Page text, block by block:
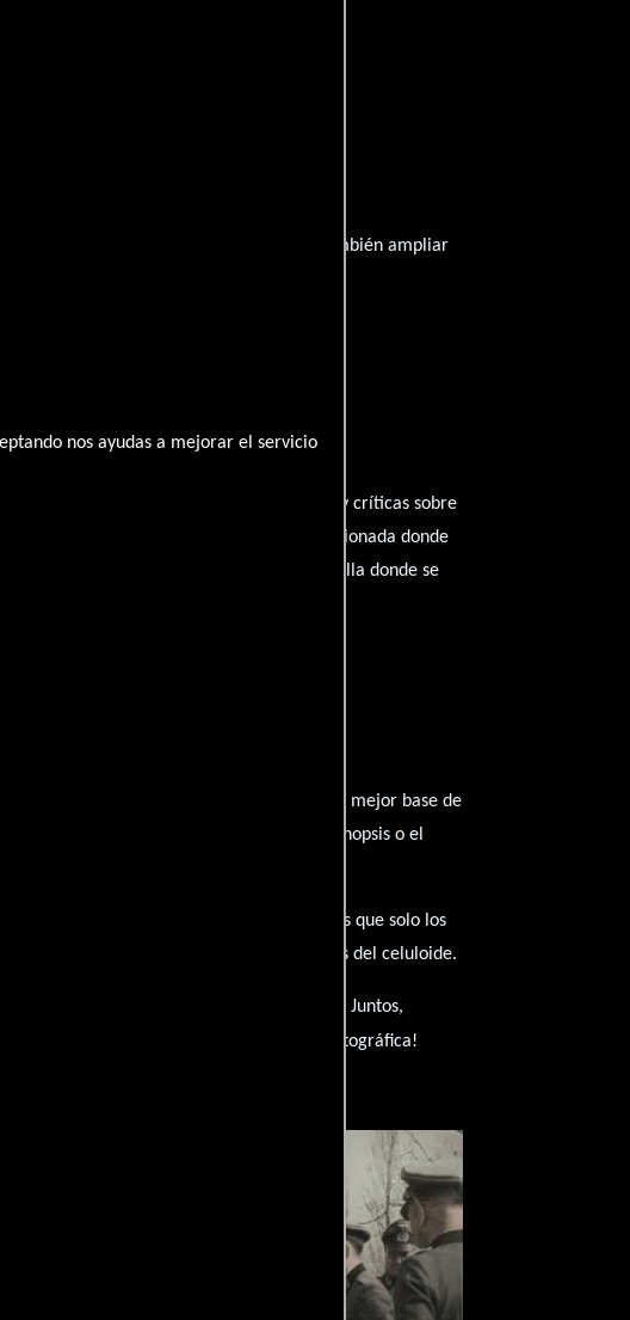
nos ayudas a mejorar el servicio
toda la información que publicamos y también ampliar
Comparte tus pensamientos, emociones y críticas sobre
Queremos construir una comunidad apasionada donde
¡Los comentarios son la pantalla donde se
completo. Queremos construir juntos la mejor base de
¿Detectaste algún error en la sinopsis o el
y compartan esas joyas ocultas que solo los
web un lugar insuperable para los amantes del celuloide.
con ver reseñada? ¡Hágannoslo saber! Juntos,
y juntos hagamos crecer la magia cinematográfica!